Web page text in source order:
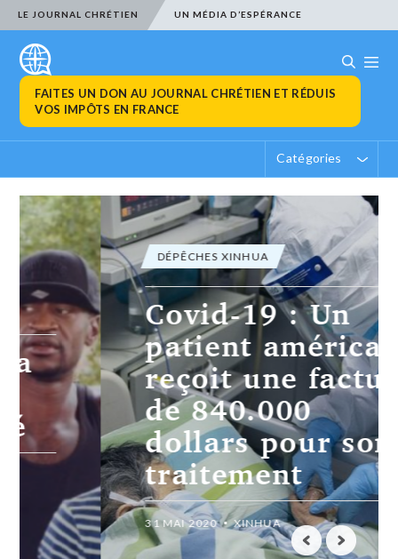
LE JOURNAL CHRÉTIEN UN MÉDIA D’ESPÉRANCE
FAITES UN DON AU JOURNAL CHRÉTIEN ET RÉDUIS
VOS IMPÔTS EN FRANCE
Catégories
DÉPÊCHES XINHUA
Covid-19 : Un
patient américain
reçoit une facture
de 840.000
dollars pour son
traitement
31 MAI 2020 XINHUA